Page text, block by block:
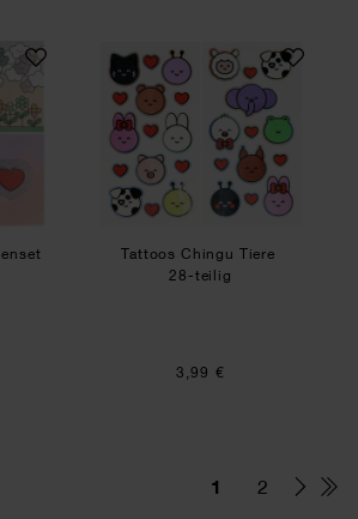
Poetry 3D-Kartenset ChinguTattoos Chingu
Tattoos Chingu Tiere
28-teilig
3,99 €
1 2